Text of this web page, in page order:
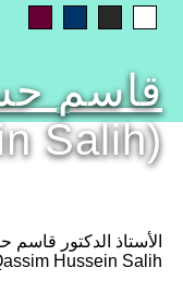
قاسم
Salih)
الأستاذ الدكتور
Hussein Salih